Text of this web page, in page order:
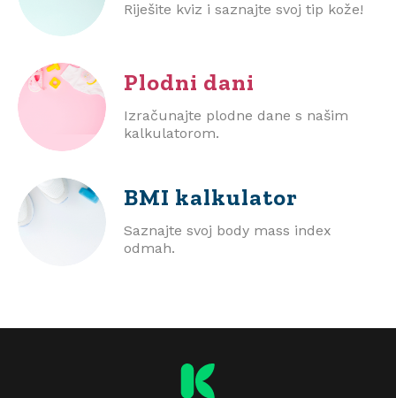
Riješite kviz i saznajte svoj tip kože!
Plodni dani
Izračunajte plodne dane s našim
kalkulatorom.
BMI kalkulator
Saznajte svoj body mass index
odmah.